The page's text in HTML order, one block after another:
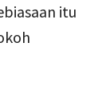
itu